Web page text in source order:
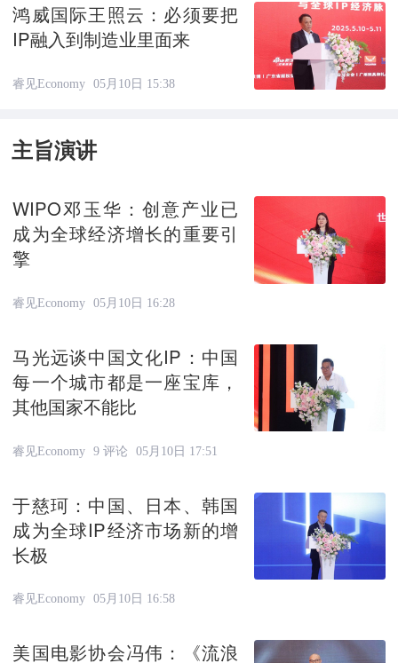
鸿威国际王照云：必须要把
IP融入到制造业里面来
睿见Economy 05月10日 15:38
主旨演讲
WIPO邓玉华：创意产业已
成为全球经济增长的重要引
擎
睿见Economy 05月10日 16:28
马光远谈中国文化IP：中国
每一个城市都是一座宝库，
其他国家不能比
睿见Economy 9 评论 05月10日 17:51
于慈珂：中国、日本、韩国
成为全球IP经济市场新的增
长极
睿见Economy 05月10日 16:58
美国电影协会冯伟：《流浪